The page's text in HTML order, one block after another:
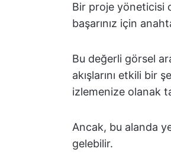
Bir proje yöneticisi
başarınız için
Bu değerli görsel
akışlarını etkili bir
izlemenize olanak
Ancak, bu alanda
gelebilir.